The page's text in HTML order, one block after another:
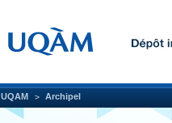
UQAM Archipel